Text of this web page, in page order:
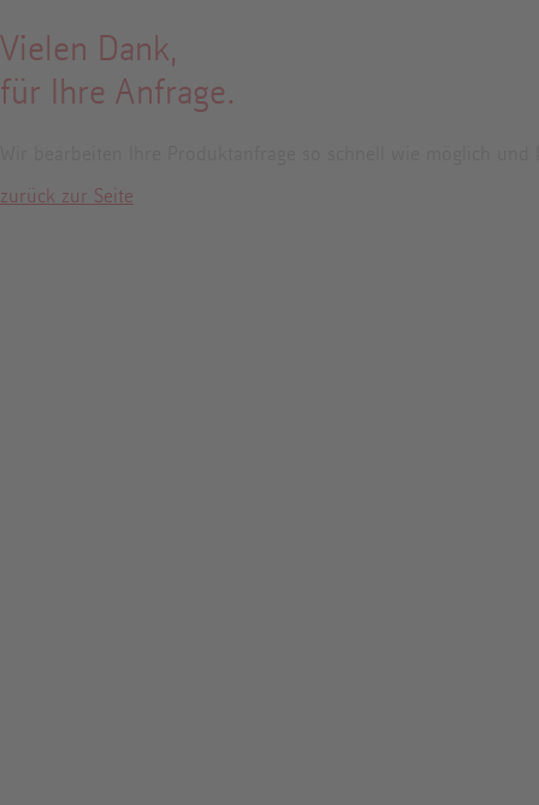
Vielen Dank,
für Ihre Anfrage.
zurück zur Seite